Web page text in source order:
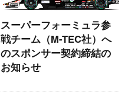
スーパーフォーミュラ参
戦チーム（M-TEC社）へ
のスポンサー契約締結の
お知らせ